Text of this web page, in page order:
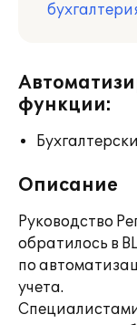
функции:
Описание
Руководство
обратилось в
по
учета.